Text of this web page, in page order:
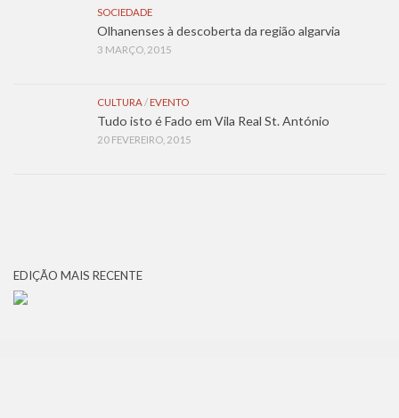
SOCIEDADE
Olhanenses à descoberta da região algarvia
3 MARÇO, 2015
CULTURA/ EVENTO
Tudo isto é Fado em Vila Real St. António
20 FEVEREIRO, 2015
EDIÇÃO MAIS RECENTE